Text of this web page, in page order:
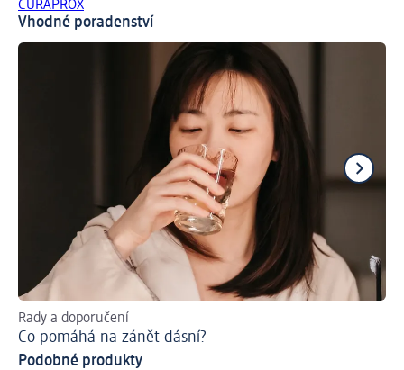
CURAPROX
Vhodné poradenství
Rady a doporučení
Co pomáhá na zánět dásní?
Podobné produkty